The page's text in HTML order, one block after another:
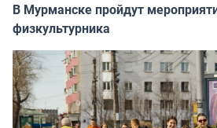
В Мурманске пройдут
физкультурника